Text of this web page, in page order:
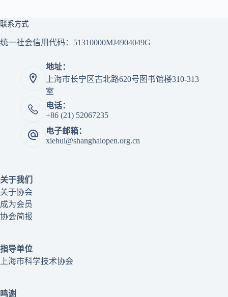
联系方式
统一社会信用代码：51310000MJ4904049G
地址：
上海市长宁区古北路620号图书馆楼310-313
室
电话：
+86 (21) 52067235
电子邮箱：
xiehui@shanghaiopen.org.cn
关于我们
关于协会
成为会员
协会简报
指导单位
上海市科学技术协会
鸣谢